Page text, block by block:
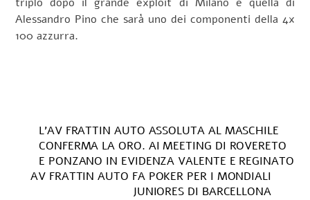
Alessandro Pino che sarà uno dei componenti della 4x
100 azzurra.
L’AV FRATTIN AUTO ASSOLUTA AL MASCHILE
CONFERMA LA ORO. AI MEETING DI ROVERETO
E PONZANO IN EVIDENZA VALENTE E REGINATO
AV FRATTIN AUTO FA POKER PER I MONDIALI
JUNIORES DI BARCELLONA